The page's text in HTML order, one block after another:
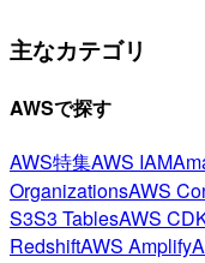
主なカテゴリ
AWSで探す
AWS特集AWS IAM
OrganizationsAWS
S3S3 TablesAWS
RedshiftAWS Amplify